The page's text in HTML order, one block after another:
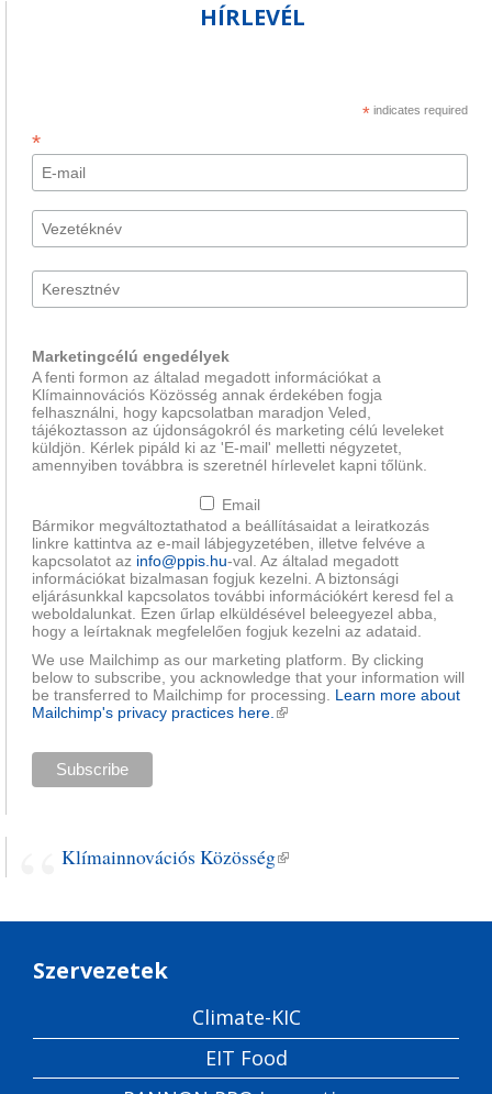
HÍRLEVÉL
* indicates required
*
Marketingcélú engedélyek
A fenti formon az általad megadott információkat a
Klímainnovációs Közösség annak érdekében fogja
felhasználni, hogy kapcsolatban maradjon Veled,
tájékoztasson az újdonságokról és marketing célú leveleket
küldjön. Kérlek pipáld ki az 'E-mail' melletti négyzetet,
amennyiben továbbra is szeretnél hírlevelet kapni tőlünk.
Email
Bármikor megváltoztathatod a beállításaidat a leiratkozás
linkre kattintva az e-mail lábjegyzetében, illetve felvéve a
kapcsolatot az info@ppis.hu-val. Az általad megadott
információkat bizalmasan fogjuk kezelni. A biztonsági
eljárásunkkal kapcsolatos további információkért keresd fel a
weboldalunkat. Ezen űrlap elküldésével beleegyezel abba,
hogy a leírtaknak megfelelően fogjuk kezelni az adataid.
We use Mailchimp as our marketing platform. By clicking
below to subscribe, you acknowledge that your information will
be transferred to Mailchimp for processing. Learn more about
Mailchimp's privacy practices here. (külső hivatkozás)
Klímainnovációs Közösség(külső hivatkozás)
Szervezetek
Climate-KIC
EIT Food